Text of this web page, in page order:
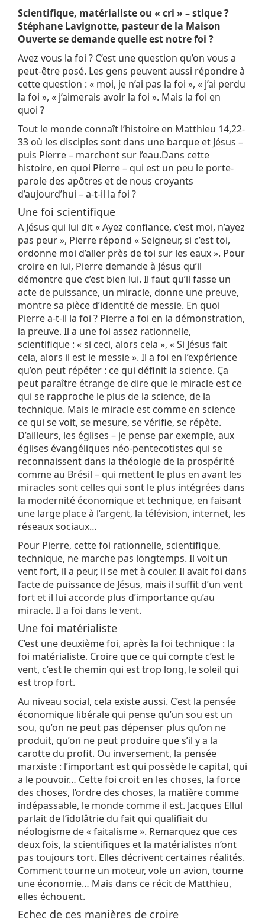
Scientifique, matérialiste ou « cri » – stique ?
Stéphane Lavignotte, pasteur de la Maison
Ouverte se demande quelle est notre foi ?
Avez vous la foi ? C’est une question qu’on vous a
peut-être posé. Les gens peuvent aussi répondre à
cette question : « moi, je n’ai pas la foi », « j’ai perdu
la foi », « j’aimerais avoir la foi ». Mais la foi en
quoi ?
Tout le monde connaît l’histoire en Matthieu 14,22-
33 où les disciples sont dans une barque et Jésus –
puis Pierre – marchent sur l’eau.Dans cette
histoire, en quoi Pierre – qui est un peu le porte-
parole des apôtres et de nous croyants
d’aujourd’hui – a-t-il la foi ?
Une foi scientifique
A Jésus qui lui dit « Ayez confiance, c’est moi, n’ayez
pas peur », Pierre répond « Seigneur, si c’est toi,
ordonne moi d’aller près de toi sur les eaux ». Pour
croire en lui, Pierre demande à Jésus qu’il
démontre que c’est bien lui. Il faut qu’il fasse un
acte de puissance, un miracle, donne une preuve,
montre sa pièce d’identité de messie. En quoi
Pierre a-t-il la foi ? Pierre a foi en la démonstration,
la preuve. Il a une foi assez rationnelle,
scientifique : « si ceci, alors cela », « Si Jésus fait
cela, alors il est le messie ». Il a foi en l’expérience
qu’on peut répéter : ce qui définit la science. Ça
peut paraître étrange de dire que le miracle est ce
qui se rapproche le plus de la science, de la
technique. Mais le miracle est comme en science
ce qui se voit, se mesure, se vérifie, se répète.
D’ailleurs, les églises – je pense par exemple, aux
églises évangéliques néo-pentecotistes qui se
reconnaissent dans la théologie de la prospérité
comme au Brésil – qui mettent le plus en avant les
miracles sont celles qui sont le plus intégrées dans
la modernité économique et technique, en faisant
une large place à l’argent, la télévision, internet, les
réseaux sociaux…
Pour Pierre, cette foi rationnelle, scientifique,
technique, ne marche pas longtemps. Il voit un
vent fort, il a peur, il se met à couler. Il avait foi dans
l’acte de puissance de Jésus, mais il suffit d’un vent
fort et il lui accorde plus d’importance qu’au
miracle. Il a foi dans le vent.
Une foi matérialiste
C’est une deuxième foi, après la foi technique : la
foi matérialiste. Croire que ce qui compte c’est le
vent, c’est le chemin qui est trop long, le soleil qui
est trop fort.
Au niveau social, cela existe aussi. C’est la pensée
économique libérale qui pense qu’un sou est un
sou, qu’on ne peut pas dépenser plus qu’on ne
produit, qu’on ne peut produire que s’il y a la
carotte du profit. Ou inversement, la pensée
marxiste : l’important est qui possède le capital, qui
a le pouvoir… Cette foi croit en les choses, la force
des choses, l’ordre des choses, la matière comme
indépassable, le monde comme il est. Jacques Ellul
parlait de l’idolâtrie du fait qui qualifiait du
néologisme de « faitalisme ». Remarquez que ces
deux fois, la scientifiques et la matérialistes n’ont
pas toujours tort. Elles décrivent certaines réalités.
Comment tourne un moteur, vole un avion, tourne
une économie… Mais dans ce récit de Matthieu,
elles échouent.
Echec de ces manières de croire